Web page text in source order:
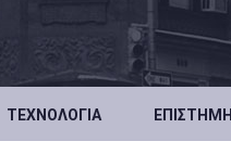
ΤΕΧΝΟΛΟΓΊΑ ΕΠΙΣΤΉΜΗ